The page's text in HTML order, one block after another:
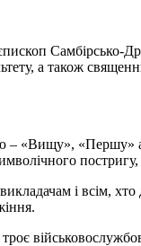
а також
– «Вищу»,
і всім,